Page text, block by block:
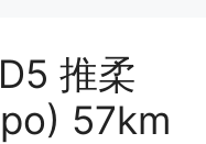
推柔
57km